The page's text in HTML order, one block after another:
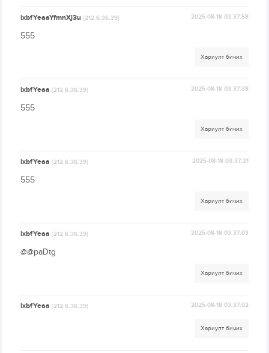
lxbfYeaaYfmnXj3u[212.6.36.39] 2025-08-18 03:37:58
555
Хариулт бичих
lxbfYeaa[212.6.36.39] 2025-08-18 03:37:38
555
Хариулт бичих
lxbfYeaa[212.6.36.39] 2025-08-18 03:37:21
555
Хариулт бичих
lxbfYeaa[212.6.36.39] 2025-08-18 03:37:03
@@paDtg
Хариулт бичих
lxbfYeaa[212.6.36.39] 2025-08-18 03:37:02
Хариулт бичих